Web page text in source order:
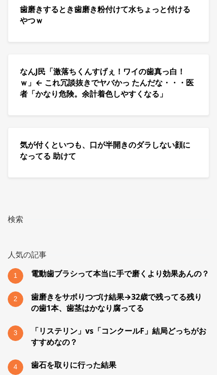
歯磨きするとき歯磨き粉付けて水ちょっと付ける
やつｗ
なんJ民「激落ちくんすげぇ！ワイの歯真っ白！
ｗ」← これ冗談抜きでヤバかっ たんだな・・・医
者「かなり危険。余計着色しやすくなる」
気が付くといつも、口が半開きのダラしない顔に
なってる 助けて
検索
人気の記事
1 電動歯ブラシって本当に手で磨くより効果あんの？
2
歯磨きをサボりつづけ結果→32歳で残ってる残り
の歯1本、歯茎はかなり腐ってる
3
「リステリン」vs「コンクールF」結局どっちがお
すすめなの？
4 歯石を取りに行った結果